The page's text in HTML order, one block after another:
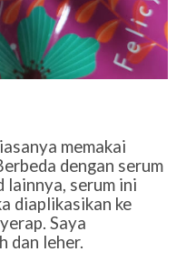
memakai
dengan serum
lainnya, serum ini
diaplikasikan ke
Saya
dan leher.